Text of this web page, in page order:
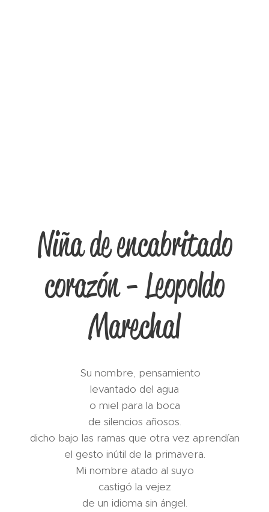
Niña de encabritado
corazón - Leopoldo
Marechal
Su nombre, pensamiento
levantado del agua
o miel para la boca
de silencios añosos.
dicho bajo las ramas que otra vez aprendían
el gesto inútil de la primavera.
Mi nombre atado al suyo
castigó la vejez
de un idioma sin ángel.